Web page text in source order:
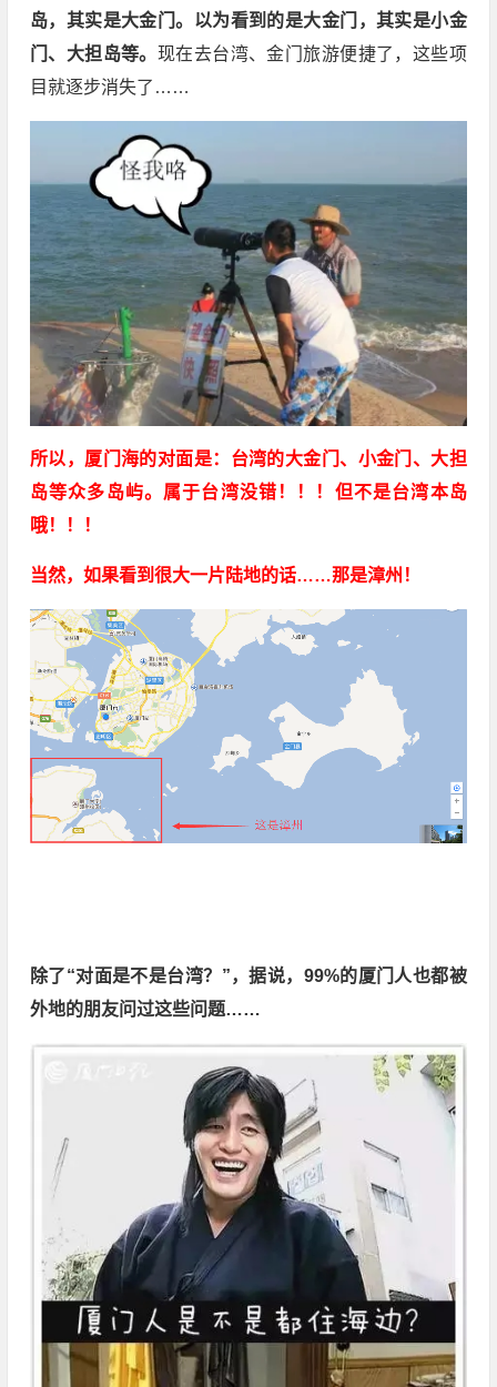
岛，其实是大金门。以为看到的是大金门，其实是小金
门、大担岛等。 现在去台湾、金门旅游便捷了，这些项
目就逐步消失了……
所以，厦门海的对面是：台湾的大金门、小金门、大担
岛等众多岛屿。属于台湾没错！！！但不是台湾本岛
哦！！！
当然，如果看到很大一片陆地的话……那是漳州！
除了“对面是不是台湾？”，据说，99%的厦门人也都被
外地的朋友问过这些问题……